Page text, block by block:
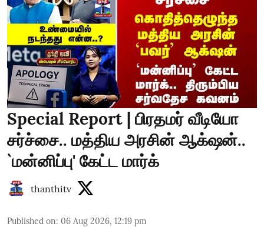
Special Report | பிரதமர் வீடியோ
சர்ச்சை.. மத்திய அரசின் ஆக்‌ஷன்..
`மன்னிப்பு' கேட்ட மார்க்
thanthitv
Published on: 06 Aug 2026, 12:19 pm